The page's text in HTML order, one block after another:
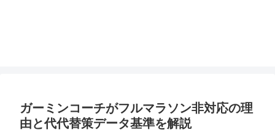
ガーミンコーチがフルマラソン非対応の理
由と代代替策データ基準を解説